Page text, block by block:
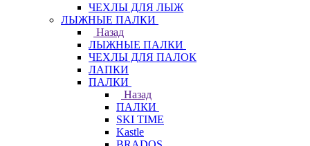
ЧЕХЛЫ ДЛЯ ЛЫЖ
ЛЫЖНЫЕ ПАЛКИ
Назад
ЛЫЖНЫЕ ПАЛКИ
ЧЕХЛЫ ДЛЯ ПАЛОК
ЛАПКИ
ПАЛКИ
Назад
ПАЛКИ
SKI TIME
Kastle